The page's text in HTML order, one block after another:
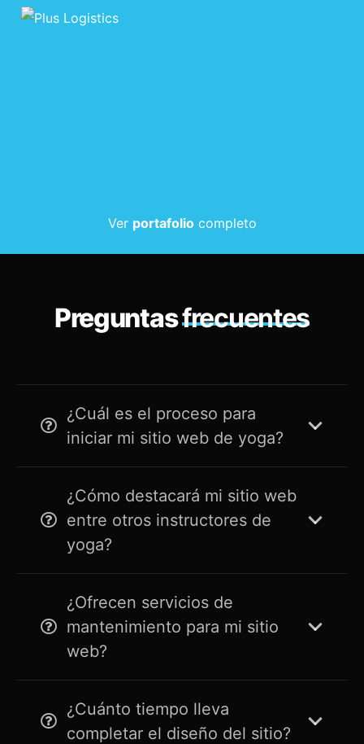
Ver portafoliocompleto
Preguntasfrecuentes
¿Cuál es el proceso para
iniciar mi sitio web de yoga?
¿Cómo destacará mi sitio web
entre otros instructores de
yoga?
¿Ofrecen servicios de
mantenimiento para mi sitio
web?
¿Cuánto tiempo lleva
completar el diseño del sitio?